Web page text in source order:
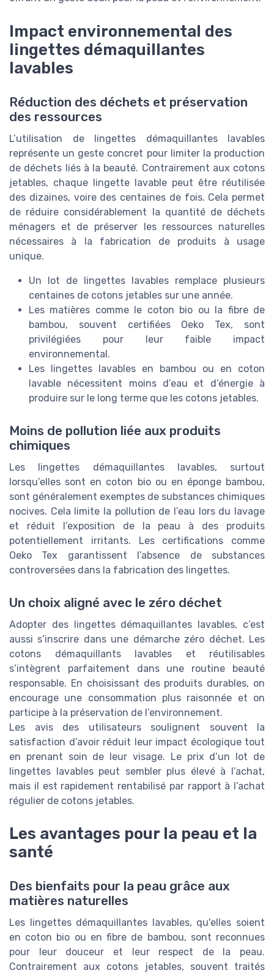
Impact environnemental des
lingettes démaquillantes
lavables
Réduction des déchets et préservation
des ressources
L’utilisation de lingettes démaquillantes lavables
représente un geste concret pour limiter la production
de déchets liés à la beauté. Contrairement aux cotons
jetables, chaque lingette lavable peut être réutilisée
des dizaines, voire des centaines de fois. Cela permet
de réduire considérablement la quantité de déchets
ménagers et de préserver les ressources naturelles
nécessaires à la fabrication de produits à usage
unique.
Un lot de lingettes lavables remplace plusieurs
centaines de cotons jetables sur une année.
Les matières comme le coton bio ou la fibre de
bambou, souvent certifiées Oeko Tex, sont
privilégiées pour leur faible impact
environnemental.
Les lingettes lavables en bambou ou en coton
lavable nécessitent moins d’eau et d’énergie à
produire sur le long terme que les cotons jetables.
Moins de pollution liée aux produits
chimiques
Les lingettes démaquillantes lavables, surtout
lorsqu’elles sont en coton bio ou en éponge bambou,
sont généralement exemptes de substances chimiques
nocives. Cela limite la pollution de l’eau lors du lavage
et réduit l’exposition de la peau à des produits
potentiellement irritants. Les certifications comme
Oeko Tex garantissent l’absence de substances
controversées dans la fabrication des lingettes.
Un choix aligné avec le zéro déchet
Adopter des lingettes démaquillantes lavables, c’est
aussi s’inscrire dans une démarche zéro déchet. Les
cotons démaquillants lavables et réutilisables
s’intègrent parfaitement dans une routine beauté
responsable. En choisissant des produits durables, on
encourage une consommation plus raisonnée et on
participe à la préservation de l’environnement.
Les avis des utilisateurs soulignent souvent la
satisfaction d’avoir réduit leur impact écologique tout
en prenant soin de leur visage. Le prix d’un lot de
lingettes lavables peut sembler plus élevé à l’achat,
mais il est rapidement rentabilisé par rapport à l’achat
régulier de cotons jetables.
Les avantages pour la peau et la
santé
Des bienfaits pour la peau grâce aux
matières naturelles
Les lingettes démaquillantes lavables, qu'elles soient
en coton bio ou en fibre de bambou, sont reconnues
pour leur douceur et leur respect de la peau.
Contrairement aux cotons jetables, souvent traités